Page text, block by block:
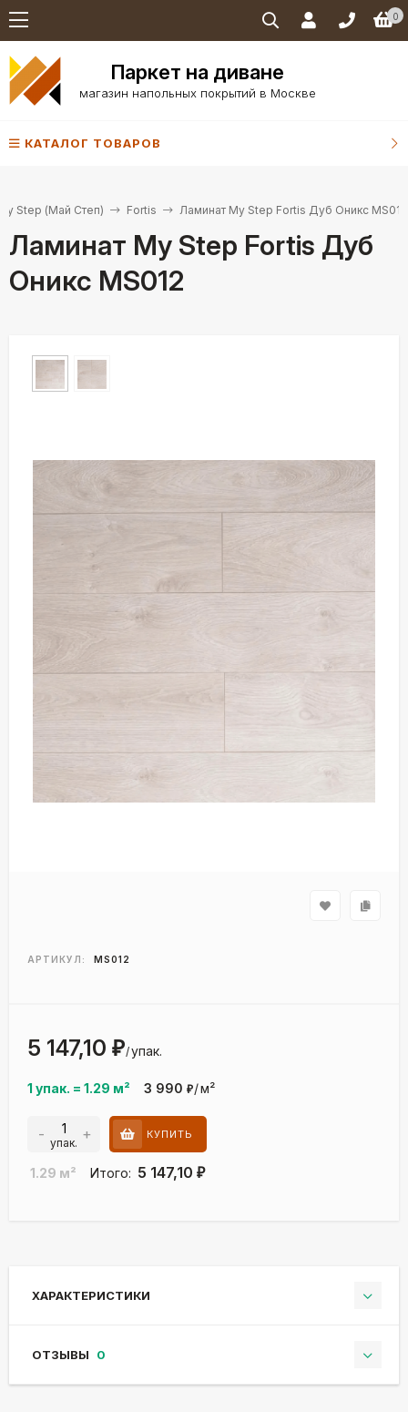
0
Паркет на диване
магазин напольных покрытий в Москве
КАТАЛОГ ТОВАРОВ
Step (Май Степ) Fortis Ламинат My Step Fortis Дуб Оникс MS012
Ламинат My Step Fortis Дуб
Оникс MS012
АРТИКУЛ: MS012
1 упак. = 1.29 м² 3 990 ₽/м²
5 147,10 ₽/упак.
- упак. + КУПИТЬ
1.29 м² Итого: 5 147,10 ₽
ХАРАКТЕРИСТИКИ
ОТЗЫВЫ 0